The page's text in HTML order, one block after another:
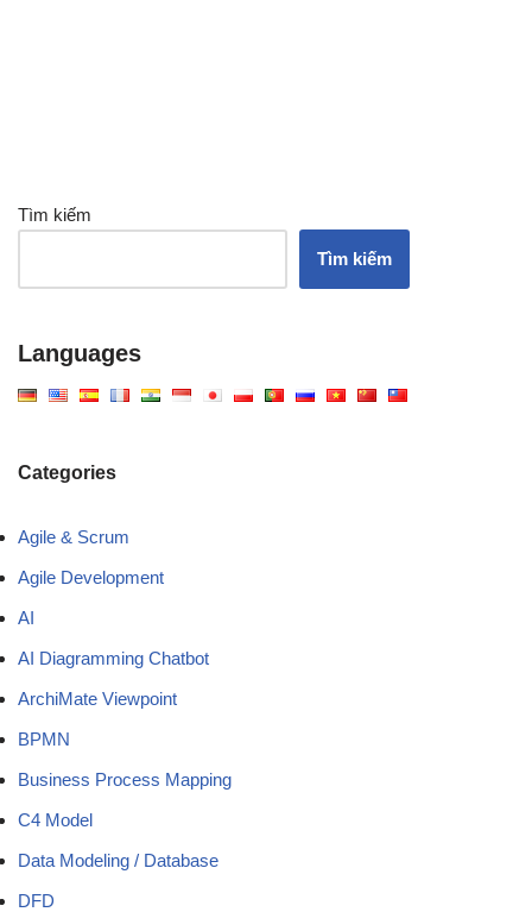
Tìm kiếm
Tìm kiếm
Languages
Categories
Agile & Scrum
Agile Development
AI
AI Diagramming Chatbot
ArchiMate Viewpoint
BPMN
Business Process Mapping
C4 Model
Data Modeling / Database
DFD